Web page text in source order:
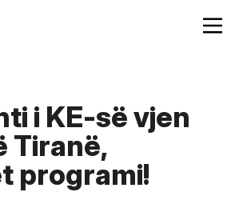
i KE-së vjen
Tiranë,
programi!